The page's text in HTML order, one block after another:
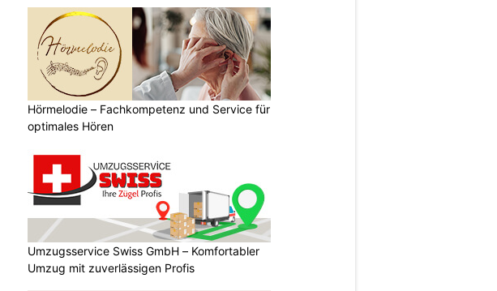
Hörmelodie – Fachkompetenz und Service für
optimales Hören
Umzugsservice Swiss GmbH – Komfortabler
Umzug mit zuverlässigen Profis